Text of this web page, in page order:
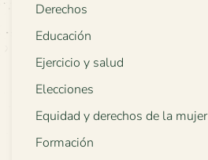
Derechos
Educación
Ejercicio y salud
Elecciones
Equidad y derechos de la mujer
Formación